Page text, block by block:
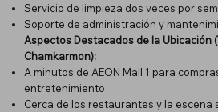
Servicio de limpieza dos veces por
Soporte de administración y
Aspectos Destacados de la Ubicación
Chamkarmon):
A minutos de AEON Mall 1 para
entretenimiento
Cerca de los restaurantes y la escena